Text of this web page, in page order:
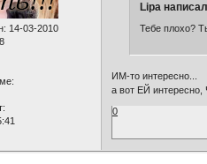
: 14-03-2010
Lipa
Тебе плохо?
ИМ-то интересно...
а вот ЕЙ
0